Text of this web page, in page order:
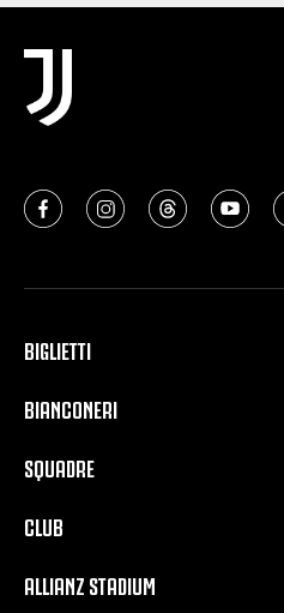
BIGLIETTI
BIANCONERI
SQUADRE
CLUB
ALLIANZ STADIUM